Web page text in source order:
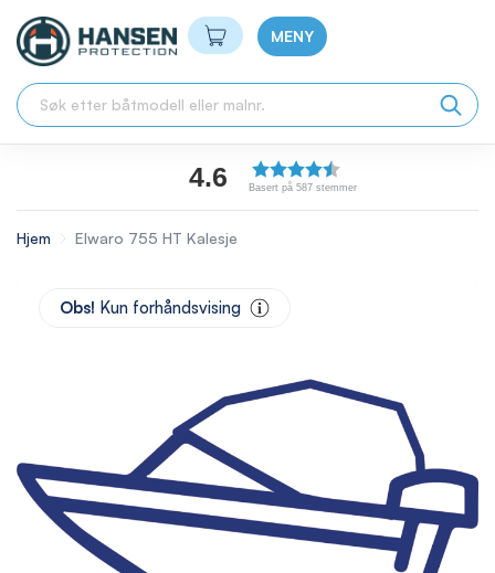
Min handlekurv
MENY
4.6 Basert på 587 stemmer
Hjem Elwaro 755 HT Kalesje
Obs! Kun forhåndsvising